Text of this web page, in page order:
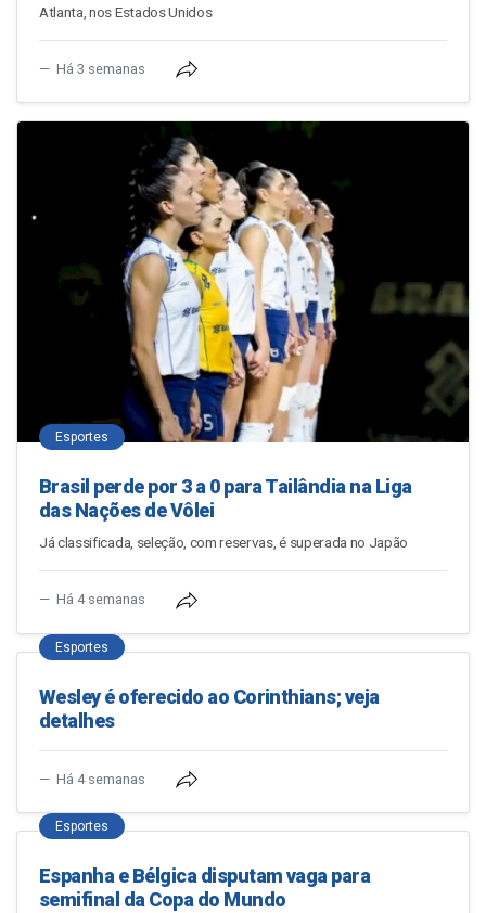
Atlanta, nos Estados Unidos
Há 3 semanas
Esportes
Brasil perde por 3 a 0 para Tailândia na Liga
das Nações de Vôlei
Já classificada, seleção, com reservas, é superada no Japão
Há 4 semanas
Esportes
Wesley é oferecido ao Corinthians; veja
detalhes
Há 4 semanas
Esportes
Espanha e Bélgica disputam vaga para
semifinal da Copa do Mundo